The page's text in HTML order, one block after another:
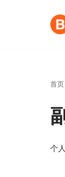
首页
个